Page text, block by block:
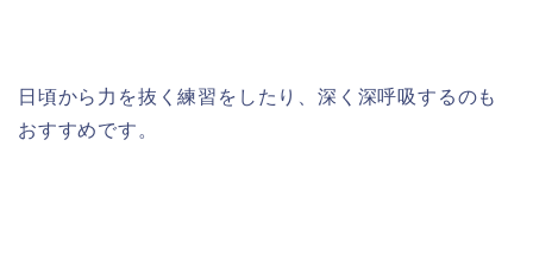
日頃から力を抜く練習をしたり、深く深呼吸するのも
おすすめです。